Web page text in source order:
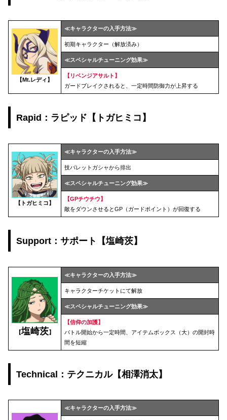
【 Mt.レディ 】
≪キャラクターの入手方法≫
初期キャラクター（解放済み）
≪スペシャルチューニング効果≫
【 リベンジアサルト 】
ガードブレイクされると、一定時間防御力が上昇する
Rapid：ラピッド【トガヒミコ】
【 トガヒミコ 】
≪キャラクターの入手方法≫
技バレットガシャから排出
≪スペシャルチューニング効果≫
【GPチウチウ】
敵をダウンさせるとGP（ガードポイント）が回復する
Support：サポート【塩崎茨】
【塩崎茨 】
≪キャラクターの入手方法≫
キャラクターチケットにて解放
≪スペシャルチューニング効果≫
【信仰の加護】
バトル開始から一定時間、アイテムボックス（大）の開封時
間を短縮
Technical：テクニカル【相澤消太】
≪キャラクターの入手方法≫